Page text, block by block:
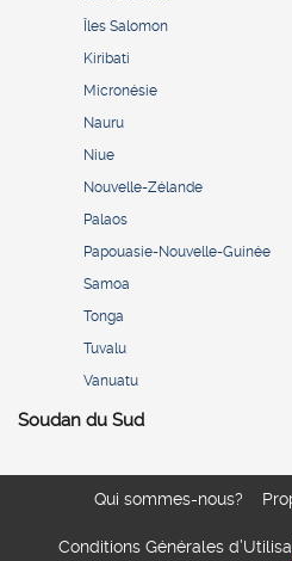
Îles Salomon
Kiribati
Micronésie
Nauru
Niue
Nouvelle-Zélande
Palaos
Papouasie-Nouvelle-Guinée
Samoa
Tonga
Tuvalu
Vanuatu
Soudan du Sud
Qui sommes-nous?
Conditions Générales